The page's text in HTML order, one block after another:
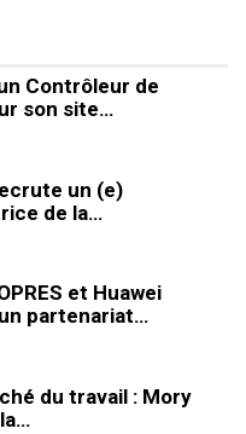
Contrôleur de
son site…
un (e)
de la…
et Huawei
partenariat…
du travail : Mory